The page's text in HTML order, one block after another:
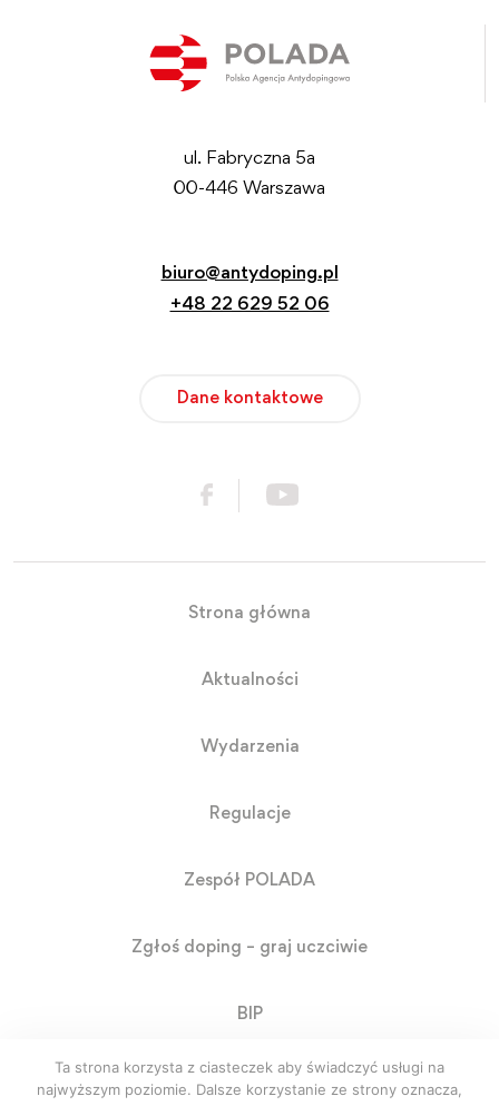
ul. Fabryczna 5a
00-446 Warszawa
biuro@antydoping.pl
+48 22 629 52 06
Dane kontaktowe
Strona główna
Aktualności
Wydarzenia
Regulacje
Zespół POLADA
Zgłoś doping – graj uczciwie
BIP
RODO
Ta strona korzysta z ciasteczek aby świadczyć usługi na
najwyższym poziomie. Dalsze korzystanie ze strony oznacza,